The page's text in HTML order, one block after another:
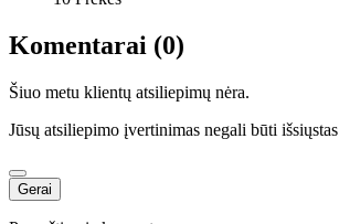
Komentarai (0)
Šiuo metu klientų atsiliepimų nėra.
Jūsų atsiliepimo įvertinimas negali būti išsiųstas
Gerai